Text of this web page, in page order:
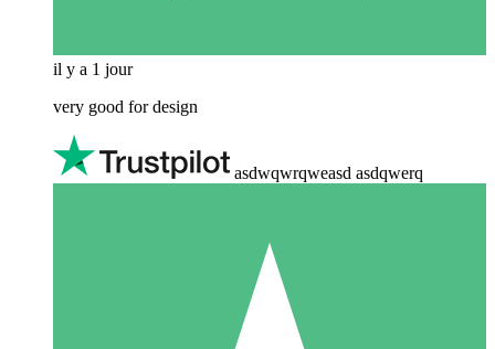
il y a 1 jour
very good for design
asdwqwrqweasd asdqwerq